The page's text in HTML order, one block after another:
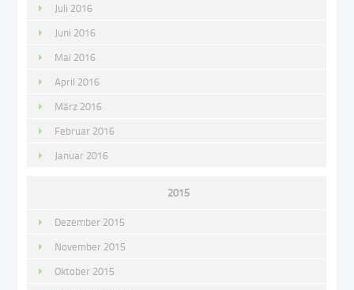
Juli 2016
Juni 2016
Mai 2016
April 2016
März 2016
Februar 2016
Januar 2016
2015
Dezember 2015
November 2015
Oktober 2015